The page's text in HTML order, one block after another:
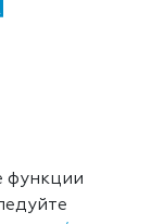
функции